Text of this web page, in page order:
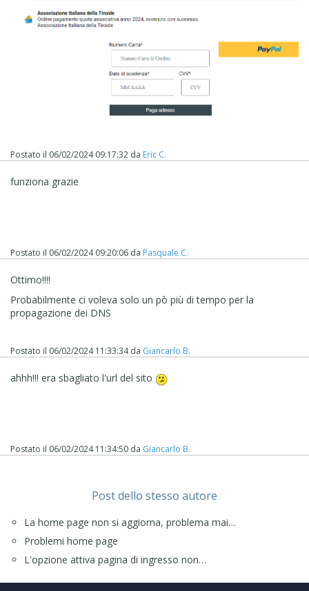
Postato il 06/02/2024 09:17:32 da Eric C.
funziona grazie
Postato il 06/02/2024 09:20:06 da Pasquale C.
Ottimo!!!!
Probabilmente ci voleva solo un pò più di tempo per la
propagazione dei DNS
Postato il 06/02/2024 11:33:34da Giancarlo B.
ahhh!!! era sbagliato l'url del sito
Postato il 06/02/2024 11:34:50 da Giancarlo B.
Post dello stesso autore
La home page non si aggiorna, problema mai…
Problemi home page
L'opzione attiva pagina di ingresso non…